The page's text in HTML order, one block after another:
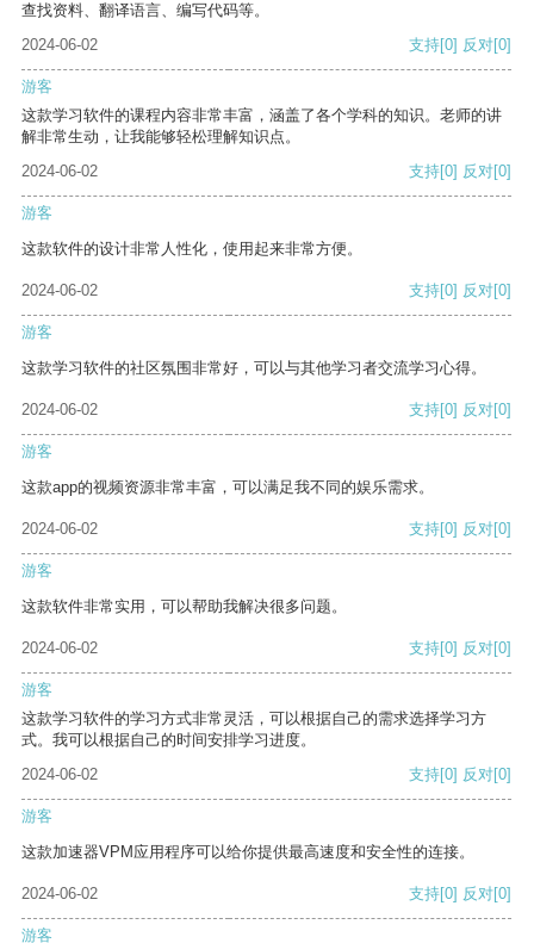
查找资料、翻译语言、编写代码等。
2024-06-02
支持[0] 反对[0]
游客
这款学习软件的课程内容非常丰富，涵盖了各个学科的知识。老师的讲
解非常生动，让我能够轻松理解知识点。
2024-06-02
支持[0] 反对[0]
游客
这款软件的设计非常人性化，使用起来非常方便。
2024-06-02 支持[0] 反对[0]
游客
这款学习软件的社区氛围非常好，可以与其他学习者交流学习心得。
2024-06-02 支持[0] 反对[0]
游客
这款app的视频资源非常丰富，可以满足我不同的娱乐需求。
2024-06-02 支持[0] 反对[0]
游客
这款软件非常实用，可以帮助我解决很多问题。
2024-06-02 支持[0] 反对[0]
游客
这款学习软件的学习方式非常灵活，可以根据自己的需求选择学习方
式。我可以根据自己的时间安排学习进度。
2024-06-02
支持[0] 反对[0]
游客
这款加速器VPM应用程序可以给你提供最高速度和安全性的连接。
2024-06-02 支持[0] 反对[0]
游客